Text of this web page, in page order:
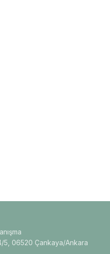
06520 Çankaya/Ankara